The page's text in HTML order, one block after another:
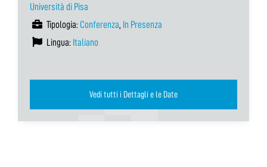
Università di Pisa
Tipologia: Conferenza, In Presenza
Lingua: Italiano
Vedi tutti i Dettagli e le Date